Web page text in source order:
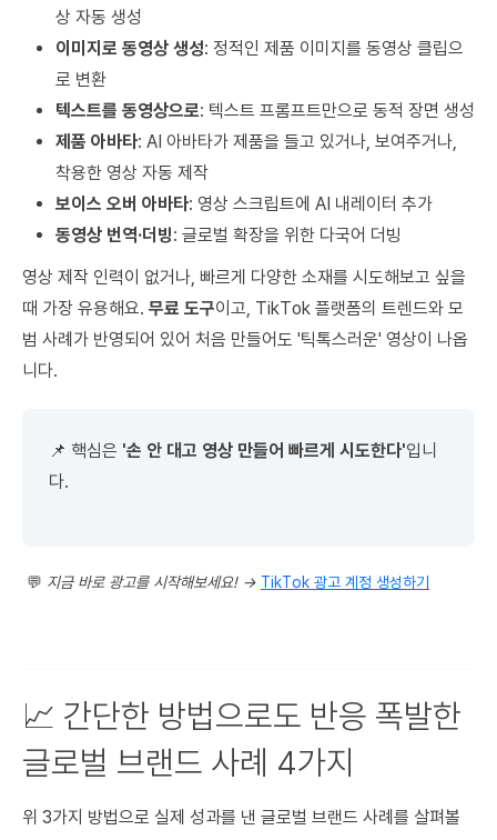
상 자동 생성
이미지로 동영상 생성: 정적인 제품 이미지를 동영상 클립으
로 변환
텍스트를 동영상으로: 텍스트 프롬프트만으로 동적 장면 생성
제품 아바타: AI 아바타가 제품을 들고 있거나, 보여주거나,
착용한 영상 자동 제작
보이스 오버 아바타: 영상 스크립트에 AI 내레이터 추가
동영상 번역·더빙: 글로벌 확장을 위한 다국어 더빙
영상 제작 인력이 없거나, 빠르게 다양한 소재를 시도해보고 싶을
때 가장 유용해요. 무료 도구이고, TikTok 플랫폼의 트렌드와 모
범 사례가 반영되어 있어 처음 만들어도 '틱톡스러운' 영상이 나옵
니다.
📌 핵심은 '손 안 대고 영상 만들어 빠르게 시도한다'입니
다.
💬 지금 바로 광고를 시작해보세요! → TikTok 광고 계정 생성하기
📈 간단한 방법으로도 반응 폭발한
글로벌 브랜드 사례 4가지
위 3가지 방법으로 실제 성과를 낸 글로벌 브랜드 사례를 살펴볼